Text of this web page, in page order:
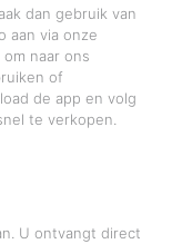
dan gebruik van
aan via onze
naar ons
of
de app en volg
te verkopen.
U ontvangt direct